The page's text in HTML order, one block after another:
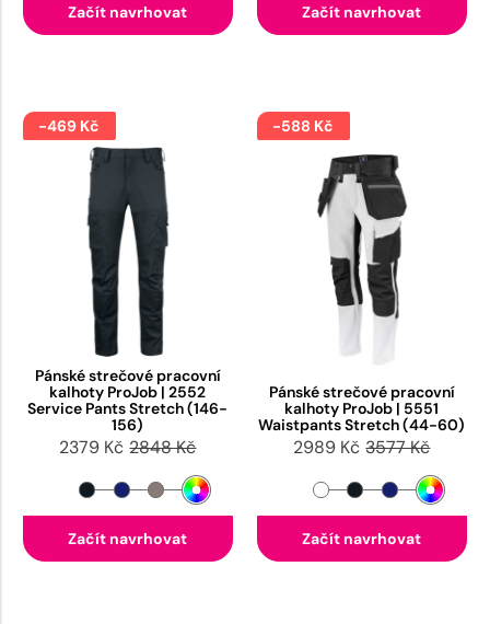
Začít navrhovat Začít navrhovat
-469 Kč
Pánské strečové pracovní
kalhoty ProJob | 2552
Service Pants Stretch (146-
156)
2379 Kč 2848 Kč
Začít navrhovat
-588 Kč
Pánské strečové pracovní
kalhoty ProJob | 5551
Waistpants Stretch (44-60)
2989 Kč 3577 Kč
Začít navrhovat